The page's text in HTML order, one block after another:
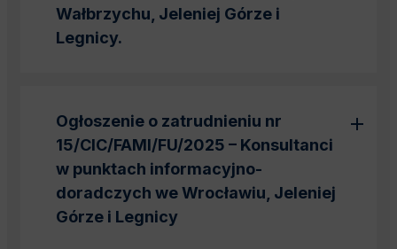
Wałbrzychu, Jeleniej Górze i
Legnicy.
Ogłoszenie o zatrudnieniu nr
15/CIC/FAMI/FU/2025 – Konsultanci
w punktach informacyjno-
doradczych we Wrocławiu, Jeleniej
Górze i Legnicy